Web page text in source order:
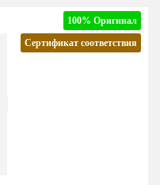
100% Оригинал
Сертификат соответствия